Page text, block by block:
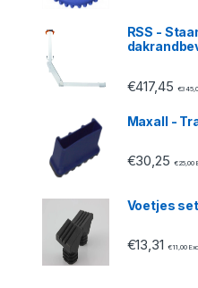
RSS -
€417,45 €
Maxall -
€30,25 €25,00
Voetjes
€13,31 €11,00